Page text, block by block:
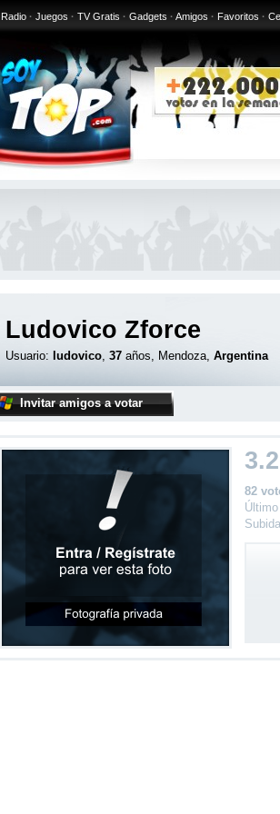
Radio · Juegos · TV Gratis · Gadgets · Amigos · Favoritos ·
Ludovico Zforce
Usuario: ludovico, 37 años, Mendoza, Argentina
Invitar amigos a votar
3.2
82